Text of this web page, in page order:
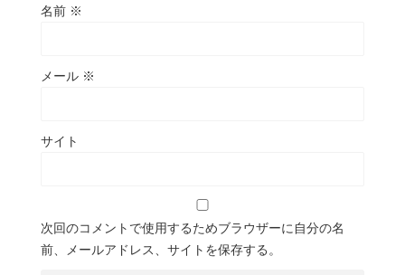
名前 ※
メール ※
サイト
次回のコメントで使用するためブラウザーに自分の名
前、メールアドレス、サイトを保存する。